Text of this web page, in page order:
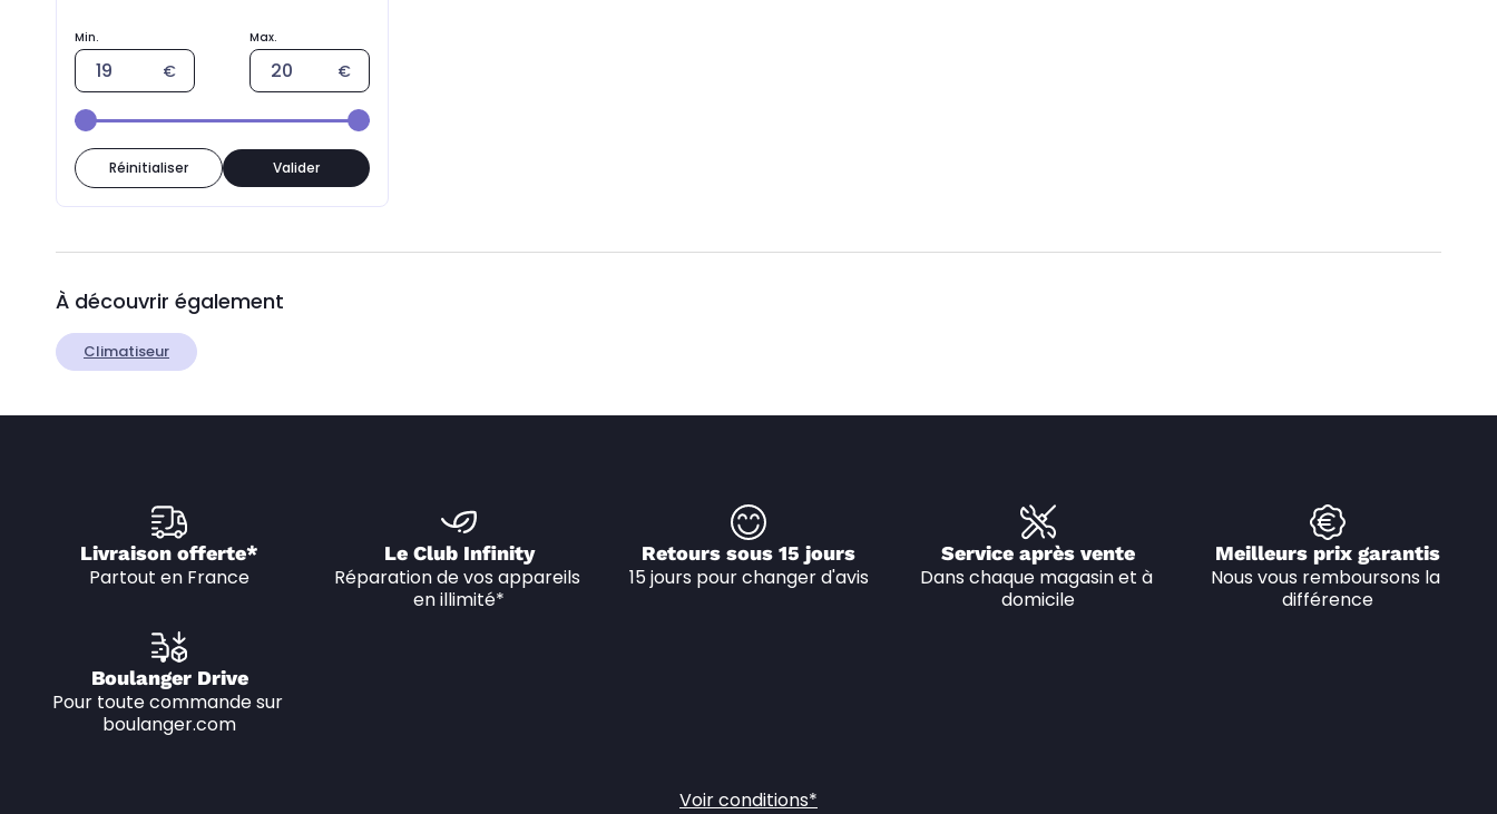
Réinitialiser Valider
À découvrir également
Climatiseur
Livraison offerte*
Partout en France
Le Club Infinity
Réparation de vos appareils
en illimité*
Retours sous 15 jours
15 jours pour changer d'avis
Service après vente
Dans chaque magasin et à
domicile
Meilleurs prix garantis
Nous vous remboursons la
différence
Boulanger Drive
Pour toute commande sur
boulanger.com
Voir conditions*